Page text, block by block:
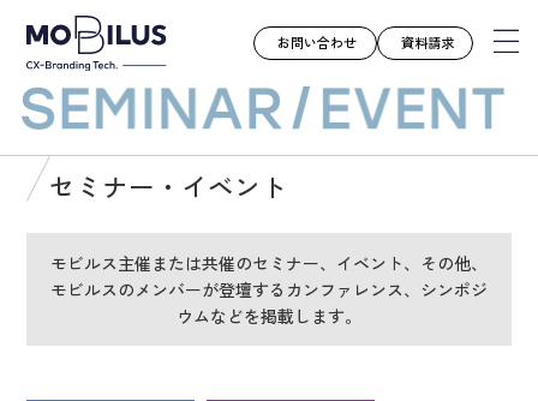
モビルスとは
導入事例
ユースケース
お知らせ
お問い合わせ 資料請求
セミナー・イベント
モビルス主催または共催のセミナー、イベント、その他、
モビルスのメンバーが登壇するカンファレンス、シンポジ
ウムなどを掲載します。